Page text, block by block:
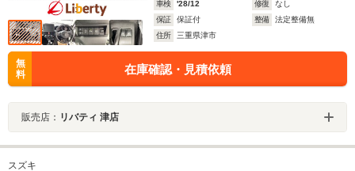
車検
'28/12 修復
なし
保証
保証付 整備
法定整備無
住所
三重県津市
無
料
在庫確認・見積依頼
販売店： リバティ 津店
スズキ